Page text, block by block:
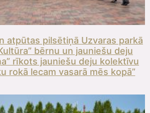
atpūtas pilsētiņā Uzvaras parkā
bērnu un jauniešu deju
rīkots jauniešu deju kolektīvu
rokā lecam vasarā mēs kopā”